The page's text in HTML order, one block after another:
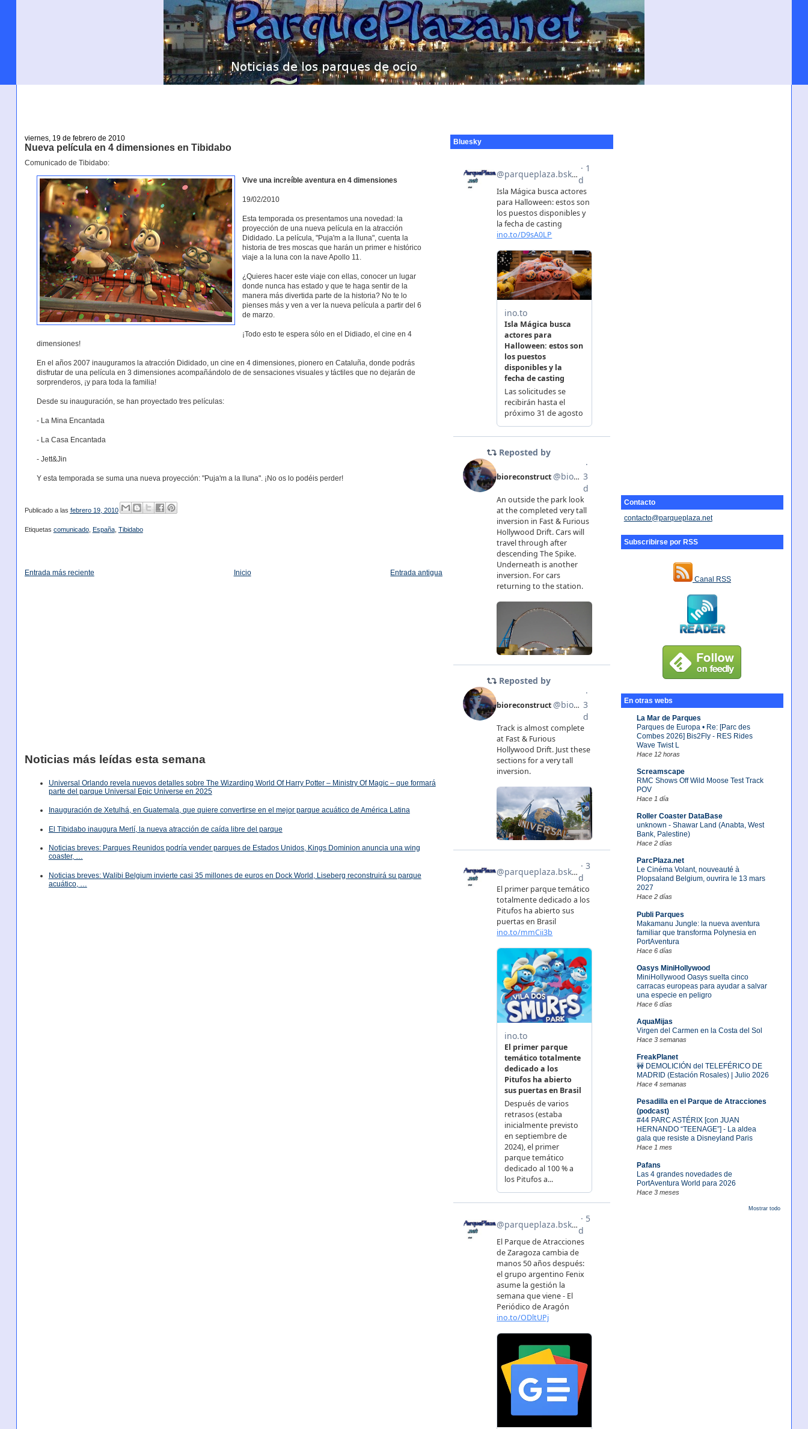
Contacto
contacto@parqueplaza.net
Subscribirse por RSS
Canal RSS
En otras webs
La Mar de Parques
Parques de Europa • Re: [Parc des
Combes 2026] Bis2Fly - RES Rides
Wave Twist L
Hace 12 horas
Screamscape
RMC Shows Off Wild Moose Test Track
POV
Hace 1 día
Roller Coaster DataBase
unknown - Shawar Land (Anabta, West
Bank, Palestine)
Hace 2 días
ParcPlaza.net
Le Cinéma Volant, nouveauté à
Plopsaland Belgium, ouvrira le 13 mars
2027
Hace 2 días
Publi Parques
Makamanu Jungle: la nueva aventura
familiar que transforma Polynesia en
PortAventura
Hace 6 días
Oasys MiniHollywood
MiniHollywood Oasys suelta cinco
carracas europeas para ayudar a salvar
una especie en peligro
Hace 6 días
AquaMijas
Virgen del Carmen en la Costa del Sol
Hace 3 semanas
FreakPlanet
🚧 DEMOLICIÓN del TELEFÉRICO DE
MADRID (Estación Rosales) | Julio 2026
Hace 4 semanas
Pesadilla en el Parque de Atracciones
(podcast)
#44 PARC ASTÉRIX [con JUAN
HERNANDO “TEENAGE”] - La aldea
gala que resiste a Disneyland Paris
Hace 1 mes
Pafans
Las 4 grandes novedades de
PortAventura World para 2026
Hace 3 meses
Mostrar todo
viernes, 19 de febrero de 2010
Nueva película en 4 dimensiones en Tibidabo
Comunicado de Tibidabo:
Vive una increíble aventura en 4 dimensiones
19/02/2010
Esta temporada os presentamos una novedad: la
proyección de una nueva película en la atracción
Dididado. La película, "Puja'm a la lluna", cuenta la
historia de tres moscas que harán un primer e histórico
viaje a la luna con la nave Apollo 11.
¿Quieres hacer este viaje con ellas, conocer un lugar
donde nunca has estado y que te haga sentir de la
manera más divertida parte de la historia? No te lo
pienses más y ven a ver la nueva película a partir del 6
de marzo.
¡Todo esto te espera sólo en el Didiado, el cine en 4
dimensiones!
En el años 2007 inauguramos la atracción Dididado, un cine en 4 dimensiones, pionero en Cataluña, donde podrás
disfrutar de una película en 3 dimensiones acompañándolo de de sensaciones visuales y táctiles que no dejarán de
sorprenderos, ¡y para toda la familia!
Desde su inauguración, se han proyectado tres películas:
- La Mina Encantada
- La Casa Encantada
- Jett&Jin
Y esta temporada se suma una nueva proyección: "Puja'm a la lluna". ¡No os lo podéis perder!
Publicado a las febrero 19, 2010
Etiquetas comunicado, España, Tibidabo
Entrada más reciente Entrada antigua
Inicio
Noticias más leídas esta semana
Universal Orlando revela nuevos detalles sobre The Wizarding World Of Harry Potter – Ministry Of Magic – que formará
parte del parque Universal Epic Universe en 2025
Inauguración de Xetulhá, en Guatemala, que quiere convertirse en el mejor parque acuático de América Latina
El Tibidabo inaugura Merlí, la nueva atracción de caída libre del parque
Noticias breves: Parques Reunidos podría vender parques de Estados Unidos, Kings Dominion anuncia una wing
coaster, …
Noticias breves: Walibi Belgium invierte casi 35 millones de euros en Dock World, Liseberg reconstruirá su parque
acuático, …
Bluesky